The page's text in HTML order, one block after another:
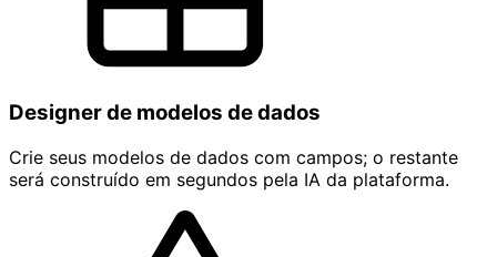
Designer de modelos de dados
Crie seus modelos de dados com campos; o restante
será construído em segundos pela IA da plataforma.